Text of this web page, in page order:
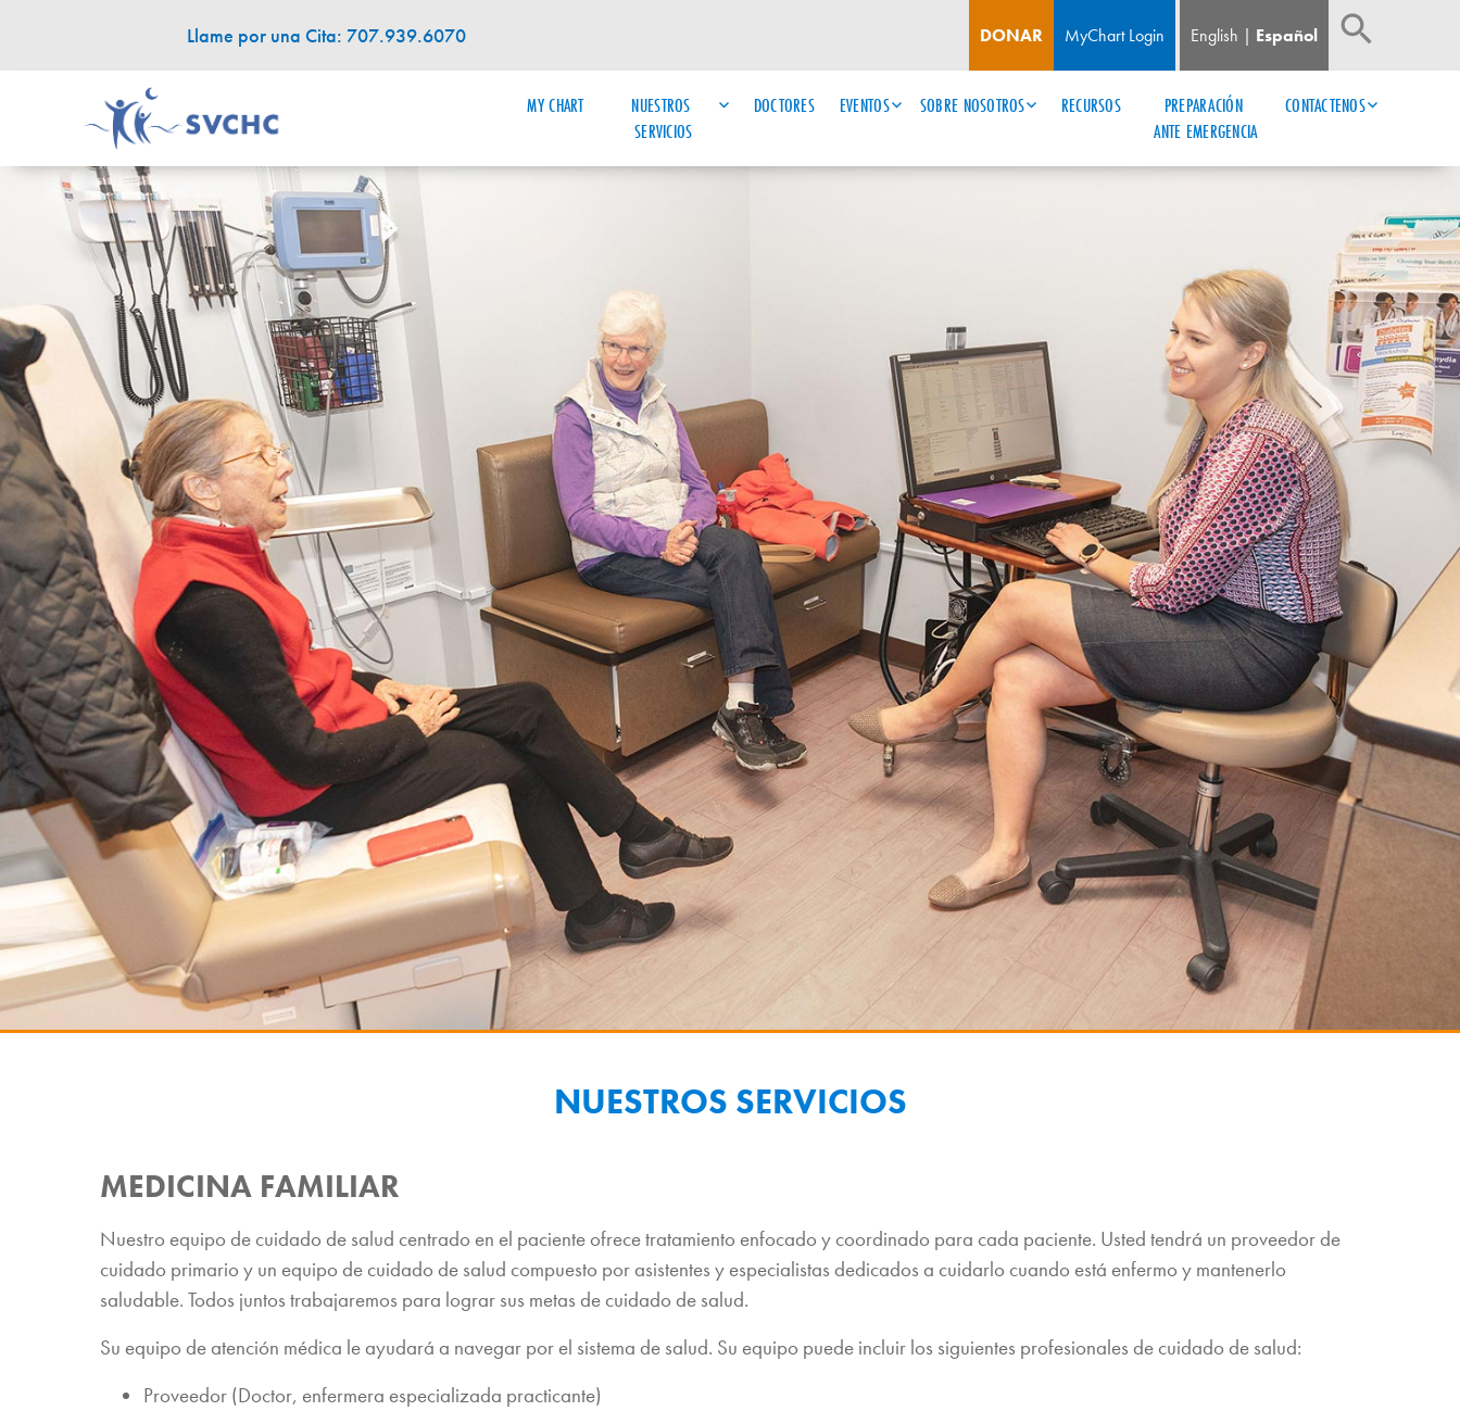
Llame por una Cita: 707.939.6070 DONAR MyChart Login English Español
MY CHART
NUESTROS
SERVICIOS
DOCTORES EVENTOS SOBRE NOSOTROS RECURSOS
PREPARACIÓN
ANTE EMERGENCIA
CONTACTENOS
NUESTROS SERVICIOS
MEDICINA FAMILIAR
Nuestro equipo de cuidado de salud centrado en el paciente ofrece tratamiento enfocado y coordinado para cada paciente. Usted tendrá un proveedor de
cuidado primario y un equipo de cuidado de salud compuesto por asistentes y especialistas dedicados a cuidarlo cuando está enfermo y mantenerlo
saludable. Todos juntos trabajaremos para lograr sus metas de cuidado de salud.
Su equipo de atención médica le ayudará a navegar por el sistema de salud. Su equipo puede incluir los siguientes profesionales de cuidado de salud:
Proveedor (Doctor, enfermera especializada practicante)